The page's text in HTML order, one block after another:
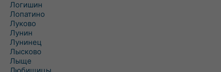
Логишин
Лопатино
Луково
Лунин
Лунинец
Лысково
Лыще